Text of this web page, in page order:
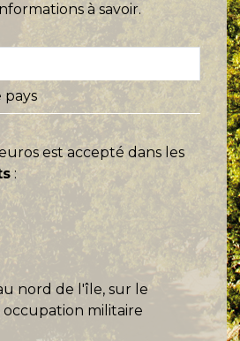
à savoir.
pays
est accepté dans les
:
nord de l'île, sur le
militaire